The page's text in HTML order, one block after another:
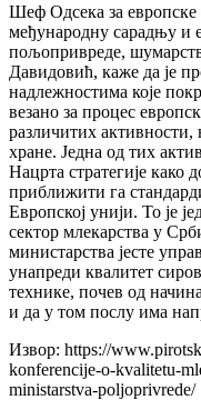
Шеф Одсека за европске
међународну сарадњу и
пољопривреде,
Давидовић, каже да је
надлежностима које
везано за процес
различитих активности,
хране. Једна од тих
Нацрта стратегије како
приближити га
Европској унији. То је
сектор млекарства у
министарства јесте
унапреди квалитет
технике, почев од
и да у том послу има
Извор: https://
konferencije-o-kvalitetu-
ministarstva-poljoprivrede/